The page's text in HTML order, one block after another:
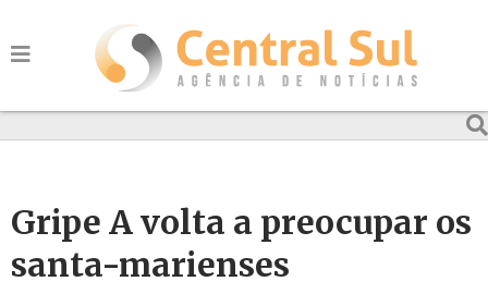
Gripe A volta a preocupar os
santa-marienses